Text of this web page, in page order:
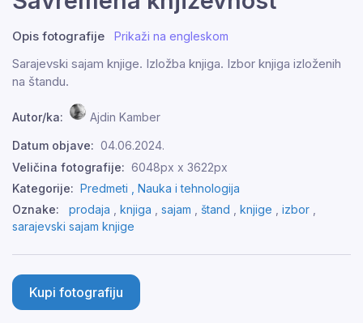
Opis fotografije Prikaži na engleskom
Sarajevski sajam knjige. Izložba knjiga. Izbor knjiga izloženih
na štandu.
Autor/ka: Ajdin Kamber
Datum objave: 04.06.2024.
Veličina fotografije: 6048px x 3622px
Kategorije: Predmeti , Nauka i tehnologija
Oznake:
prodaja , knjiga , sajam , štand , knjige , izbor ,
sarajevski sajam knjige
Kupi fotografiju